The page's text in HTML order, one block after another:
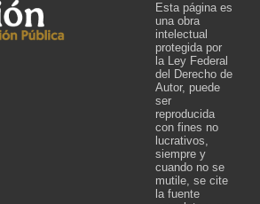
Esta página es
una obra
intelectual
protegida por
la Ley Federal
del Derecho de
Autor, puede
ser
reproducida
con fines no
lucrativos,
siempre y
cuando no se
mutile, se cite
la fuente